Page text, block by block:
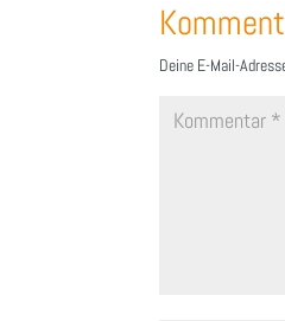
Deine E-Mail-